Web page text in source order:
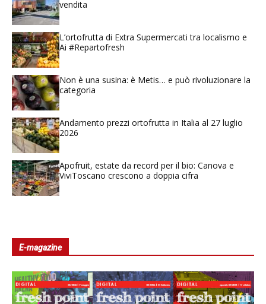
vendita
L’ortofrutta di Extra Supermercati tra localismo e
Ai #Repartofresh
Non è una susina: è Metis… e può rivoluzionare la
categoria
Andamento prezzi ortofrutta in Italia al 27 luglio
2026
Apofruit, estate da record per il bio: Canova e
ViviToscano crescono a doppia cifra
E-magazine